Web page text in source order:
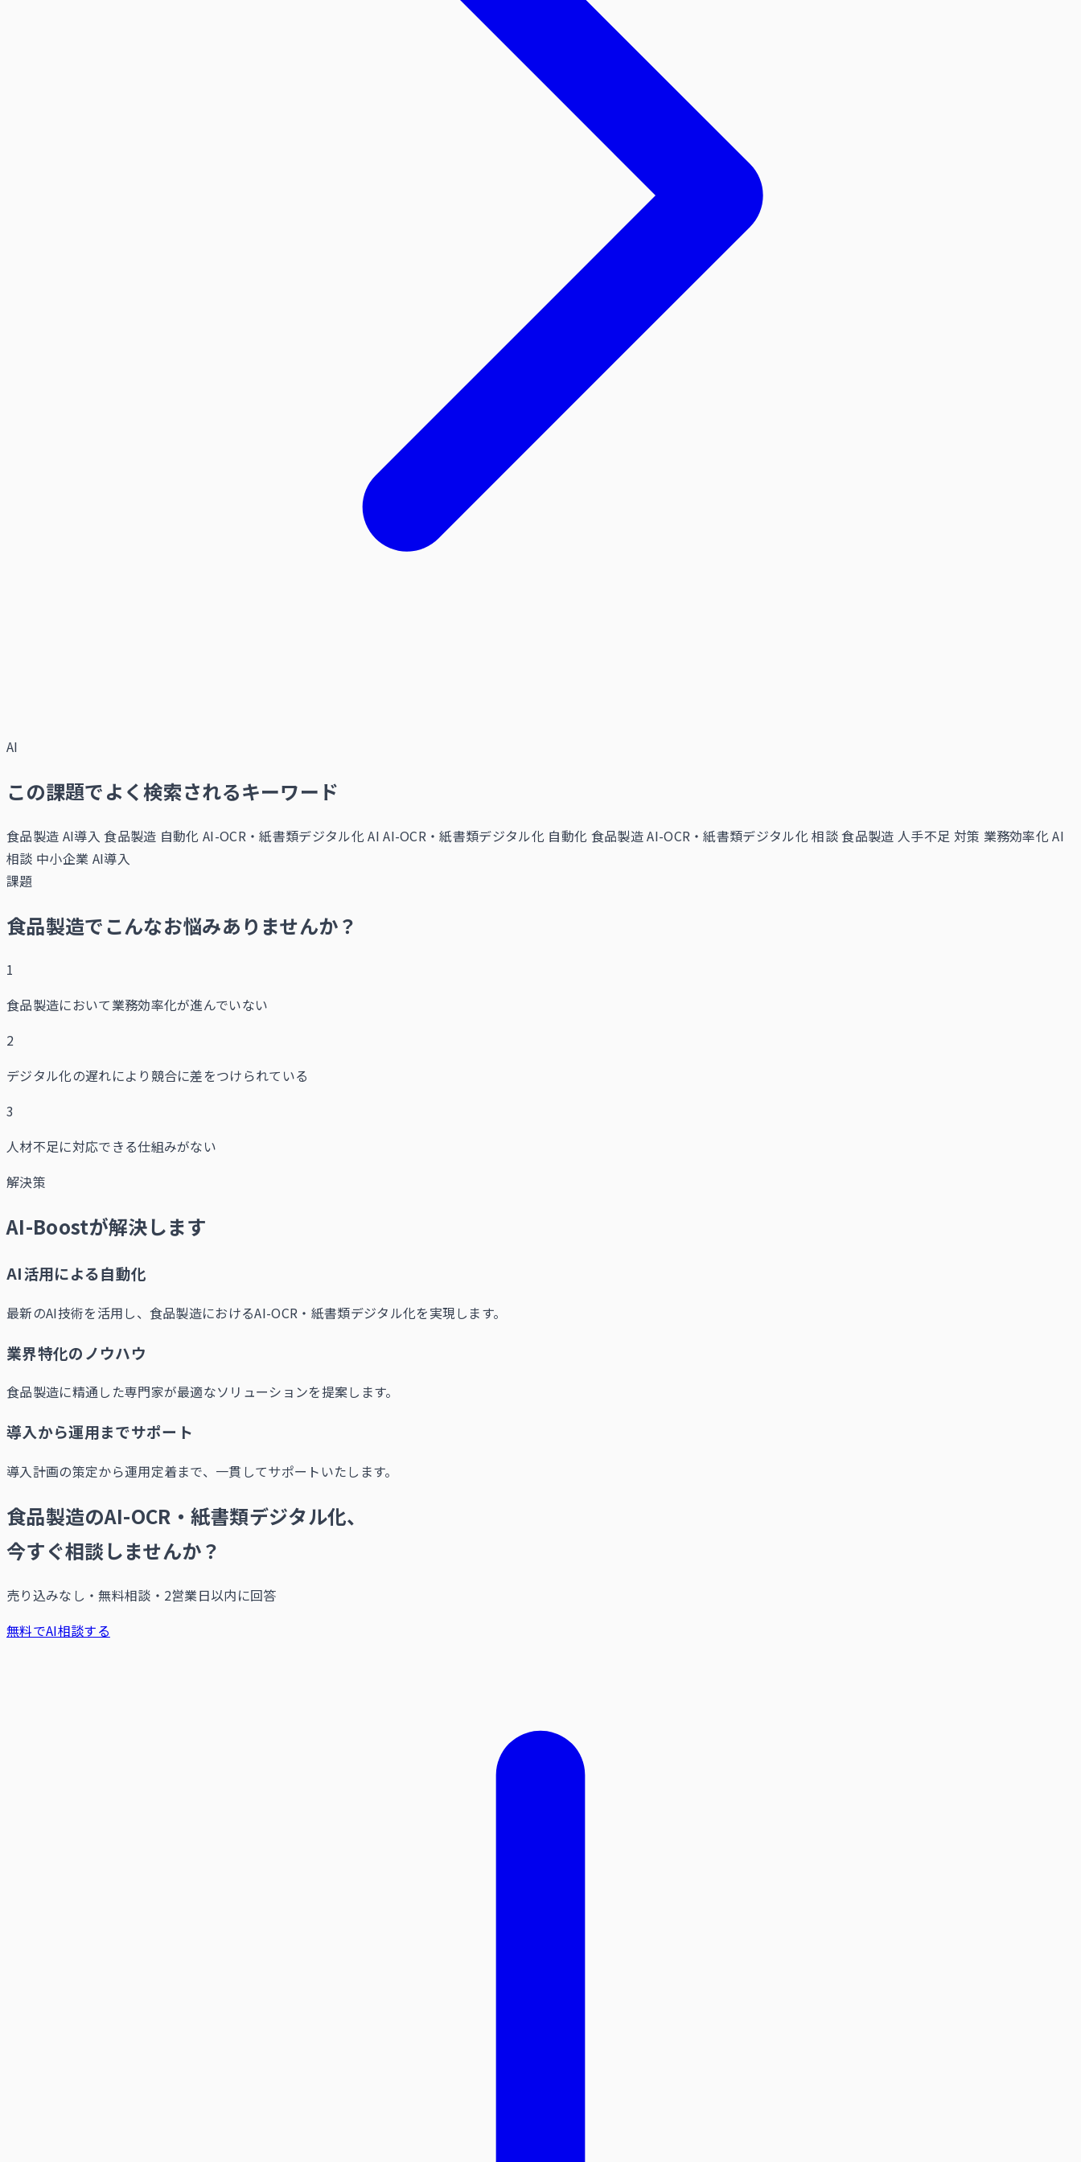
AI
この課題でよく検索されるキーワード
食品製造 AI導入 食品製造 自動化 AI-OCR・紙書類デジタル化 AI AI-OCR・紙書類デジタル化 自動化 食品製造 AI-OCR・紙書類デジタル化 相談食品製造 人手不足 対策 業務効率化 AI
相談 中小企業 AI導入
課題
食品製造でこんなお悩みありませんか？
1
食品製造において業務効率化が進んでいない
2
デジタル化の遅れにより競合に差をつけられている
3
人材不足に対応できる仕組みがない
解決策
AI-Boostが解決します
AI活用による自動化
最新のAI技術を活用し、食品製造におけるAI-OCR・紙書類デジタル化を実現します。
業界特化のノウハウ
食品製造に精通した専門家が最適なソリューションを提案します。
導入から運用までサポート
導入計画の策定から運用定着まで、一貫してサポートいたします。
食品製造のAI-OCR・紙書類デジタル化、
今すぐ相談しませんか？
売り込みなし・無料相談・2営業日以内に回答
無料でAI相談する